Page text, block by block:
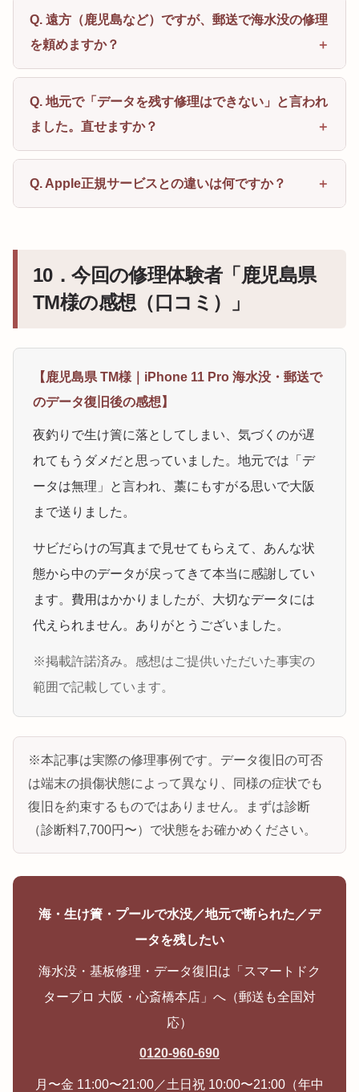
Q. 遠方（鹿児島など）ですが、郵送で海水没の修理
を頼めますか？
Q. 地元で「データを残す修理はできない」と言われ
ました。直せますか？
Q. Apple正規サービスとの違いは何ですか？
10．今回の修理体験者「鹿児島県
TM様の感想（口コミ）」
【鹿児島県 TM様｜iPhone 11 Pro 海水没・郵送で
のデータ復旧後の感想】
夜釣りで生け簀に落としてしまい、気づくのが遅
れてもうダメだと思っていました。地元では「デ
ータは無理」と言われ、藁にもすがる思いで大阪
まで送りました。
サビだらけの写真まで見せてもらえて、あんな状
態から中のデータが戻ってきて本当に感謝してい
ます。費用はかかりましたが、大切なデータには
代えられません。ありがとうございました。
※掲載許諾済み。感想はご提供いただいた事実の
範囲で記載しています。
※本記事は実際の修理事例です。データ復旧の可否
は端末の損傷状態によって異なり、同様の症状でも
復旧を約束するものではありません。まずは診断
（診断料7,700円〜）で状態をお確かめください。
海・生け簀・プールで水没／地元で断られた／デ
ータを残したい
海水没・基板修理・データ復旧は「スマートドク
タープロ 大阪・心斎橋本店」へ（郵送も全国対
応）
0120-960-690
月〜金 11:00〜21:00／土日祝 10:00〜21:00（年中